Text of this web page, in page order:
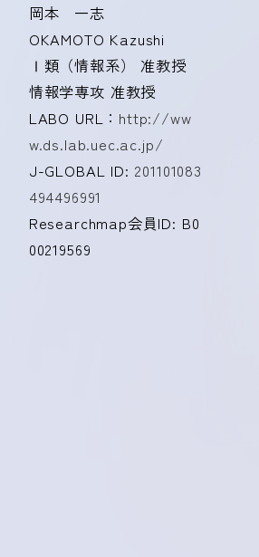
岡本 一志
OKAMOTO Kazushi
Ⅰ類（情報系） 准教授
情報学専攻 准教授
LABO URL： http://ww
w.ds.lab.uec.ac.jp/
J-GLOBAL ID: 201101083
494496991
Researchmap会員ID: B0
00219569